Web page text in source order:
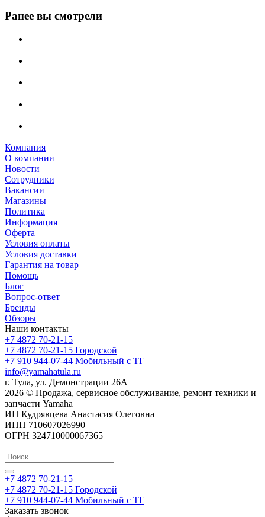
Ранее вы смотрели
Компания
О компании
Новости
Сотрудники
Вакансии
Магазины
Политика
Информация
Оферта
Условия оплаты
Условия доставки
Гарантия на товар
Помощь
Блог
Вопрос-ответ
Бренды
Обзоры
Наши контакты
+7 4872 70-21-15
+7 4872 70-21-15 Городской
+7 910 944-07-44 Мобильный с ТГ
info@yamahatula.ru
г. Тула, ул. Демонстрации 26А
2026 © Продажа, сервисное обслуживание, ремонт техники и
запчасти Yamaha
ИП Кудрявцева Анастасия Олеговна
ИНН 710607026990
ОГРН 324710000067365
+7 4872 70-21-15
+7 4872 70-21-15 Городской
+7 910 944-07-44 Мобильный с ТГ
Заказать звонок